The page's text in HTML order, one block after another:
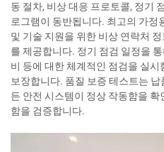
동 절차, 비상 대응 프로토콜, 정기
로그램이 동반됩니다. 최고의 가정
및 기술 지원을 위한 비상 연락처
를 제공합니다. 정기 점검 일정을
비 등에 대한 체계적인 점검을 실
보장합니다. 품질 보증 테스트는
든 안전 시스템이 정상 작동함을
함을 검증합니다.